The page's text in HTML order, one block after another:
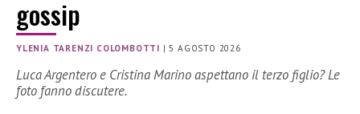
gossip
YLENIA TARENZI COLOMBOTTI | 5 AGOSTO 2026
Luca Argentero e Cristina Marino aspettano il terzo figlio? Le
foto fanno discutere.